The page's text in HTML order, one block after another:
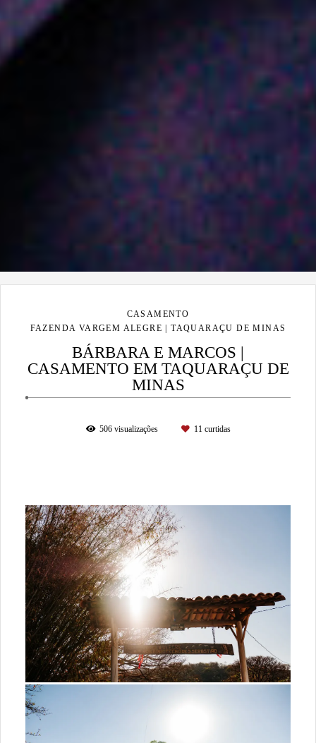
CASAMENTO
FAZENDA VARGEM ALEGRE | TAQUARAÇU DE MINAS
BÁRBARA E MARCOS |
CASAMENTO EM TAQUARAÇU DE
MINAS
506visualizações 11curtidas